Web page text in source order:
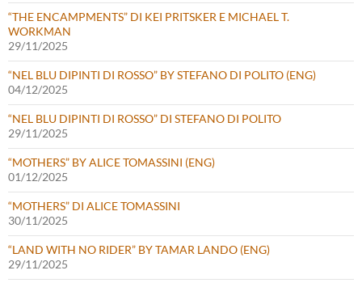
“THE ENCAMPMENTS” DI KEI PRITSKER E MICHAEL T.
WORKMAN
29/11/2025
“NEL BLU DIPINTI DI ROSSO” BY STEFANO DI POLITO (ENG)
04/12/2025
“NEL BLU DIPINTI DI ROSSO” DI STEFANO DI POLITO
29/11/2025
“MOTHERS” BY ALICE TOMASSINI (ENG)
01/12/2025
“MOTHERS” DI ALICE TOMASSINI
30/11/2025
“LAND WITH NO RIDER” BY TAMAR LANDO (ENG)
29/11/2025